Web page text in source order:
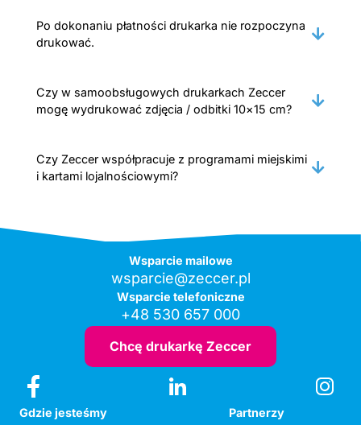
Po dokonaniu płatności drukarka nie rozpoczyna
drukować.
Czy w samoobsługowych drukarkach Zeccer
mogę wydrukować zdjęcia / odbitki 10×15 cm?
Czy Zeccer współpracuje z programami miejskimi
i kartami lojalnościowymi?
Wsparcie mailowe
wsparcie@zeccer.pl
Wsparcie telefoniczne
+48 530 657 000
Chcę drukarkę Zeccer
Gdzie jesteśmy
Partnerzy